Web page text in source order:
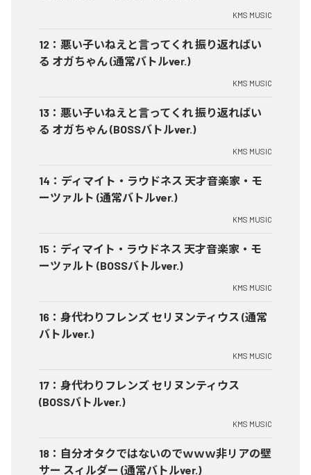
KMS MUSIC
12 ： 悪い子いねえと言ってくれ 振り返ればい
る オガちゃん (通常バトルver.)
KMS MUSIC
13 ： 悪い子いねえと言ってくれ 振り返ればい
る オガちゃん (BOSSバトルver.)
KMS MUSIC
14 ： ディマイト・ラウドネス 天才音楽家・モ
ーツァルト (通常バトルver.)
KMS MUSIC
15 ： ディマイト・ラウドネス 天才音楽家・モ
ーツァルト (BOSSバトルver.)
KMS MUSIC
16 ： 身代わりフレンズ セリヌンティウス (通常
バトルver.)
KMS MUSIC
17 ： 身代わりフレンズ セリヌンティウス
(BOSSバトルver.)
KMS MUSIC
18 ： 自分オタクではないのでｗｗｗ非リアの壁
サー スィルダー (通常バトルver.)